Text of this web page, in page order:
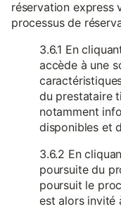
réservation express
processus de
3.6.1 En
accède à une
du prestataire
notamment
disponibles et
3.6.2 En
poursuite du
poursuit le
est alors invité